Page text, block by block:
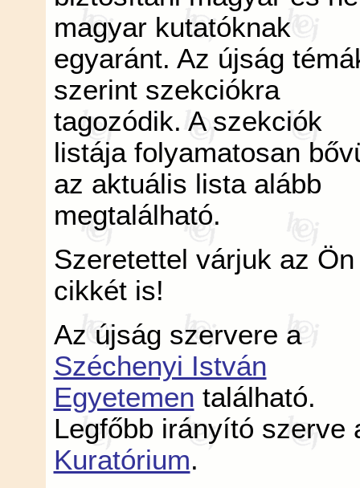
magyar kutatóknak
egyaránt. Az újság
szerint szekciókra
tagozódik. A szekciók
listája folyamatosan
az aktuális lista alább
megtalálható.
Szeretettel várjuk az Ön
cikkét is!
Az újság szervere a
Széchenyi István
Egyetemen található.
Legfőbb irányító szerve
Kuratórium.